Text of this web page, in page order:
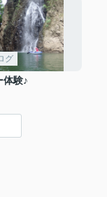
グ
体験♪